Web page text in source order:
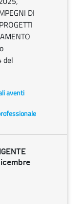
DI
del
aventi